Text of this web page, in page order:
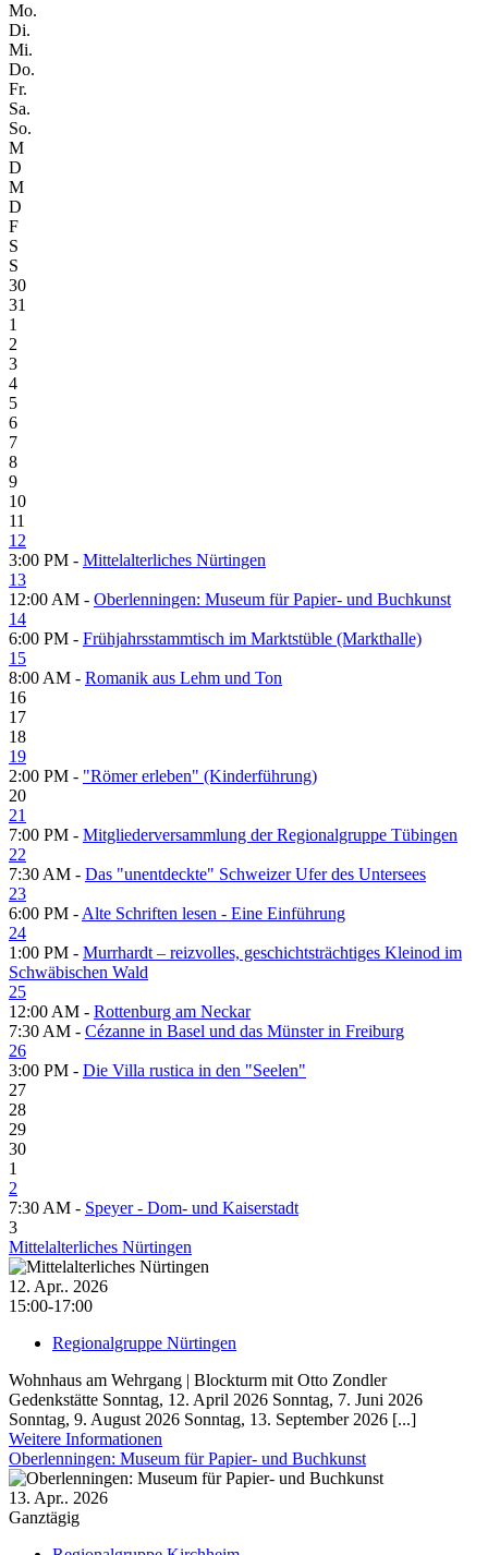
Mo.
Di.
Mi.
Do.
Fr.
Sa.
So.
M
D
M
D
F
S
S
30
31
1
2
3
4
5
6
7
8
9
10
11
12
3:00 PM - Mittelalterliches Nürtingen
13
12:00 AM - Oberlenningen: Museum für Papier- und Buch­kunst
14
6:00 PM - Frühjahrsstammtisch im Marktstüble (Markthalle)
15
8:00 AM - Romanik aus Lehm und Ton
16
17
18
19
2:00 PM - "Römer erleben" (Kinderführung)
20
21
7:00 PM - Mitgliederversammlung der Regionalgruppe Tübingen
22
7:30 AM - Das "unentdeckte" Schweizer Ufer des Untersees
23
6:00 PM - Alte Schriften lesen - Eine Einführung
24
1:00 PM - Murrhardt – reizvolles, geschichtsträchtiges Kleinod im
Schwäbischen Wald
25
12:00 AM - Rottenburg am Neckar
7:30 AM - Cézanne in Basel und das Münster in Freiburg
26
3:00 PM - Die Villa rustica in den "Seelen"
27
28
29
30
1
2
7:30 AM - Speyer - Dom- und Kaiserstadt
3
Mittelalterliches Nürtingen
12. Apr.. 2026
15:00-17:00
Regionalgruppe Nürtingen
Wohnhaus am Wehrgang | Blockturm mit Otto Zondler
Gedenkstätte Sonntag, 12. April 2026 Sonntag, 7. Juni 2026
Sonntag, 9. August 2026 Sonntag, 13. September 2026 [...]
Weitere Informationen
Oberlenningen: Museum für Papier- und Buch­kunst
13. Apr.. 2026
Ganztägig